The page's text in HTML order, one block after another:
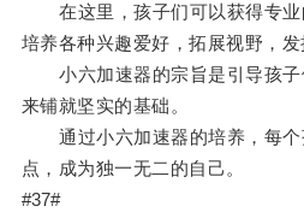
在这里，孩子们可以获得专业
培养各种兴趣爱好，拓展视野，发
小六加速器的宗旨是引导孩子
来铺就坚实的基础。
通过小六加速器的培养，每个
点，成为独一无二的自己。
#37#